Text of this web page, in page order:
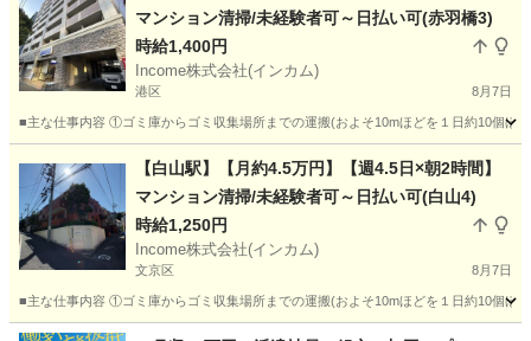
マンション清掃/未経験者可～日払い可(赤羽橋3)
時給1,400円
Income株式会社(インカム)
港区 8月7日
■主な仕事内容 ①ゴミ庫からゴミ収集場所までの運搬(およそ10mほどを１日約10個
その他 時給
【白山駅】【月約4.5万円】【週4.5日×朝2時間】
マンション清掃/未経験者可～日払い可(白山4)
時給1,250円
Income株式会社(インカム)
文京区 8月7日
■主な仕事内容 ①ゴミ庫からゴミ収集場所までの運搬(およそ10mほどを１日約10個
東京 文京区 その他 時給